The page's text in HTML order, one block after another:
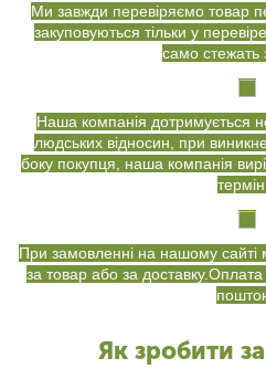
Ми завжди перевіряємо товар
закуповуються тільки у
само стежать
Наша компанія дотримується
людських відносин, при
боку покупця, наша компанія
При замовленні на нашому
за товар або за
Як зробити